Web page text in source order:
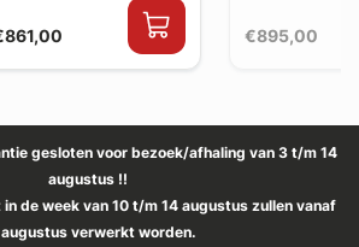
€895,00
gesloten voor bezoek/afhaling van 3 t/m 14
augustus !!
de week van 10 t/m 14 augustus zullen vanaf
augustus verwerkt worden.